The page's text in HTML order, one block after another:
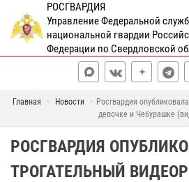
РОСГВАРДИЯ
Управление Федеральной
национальной гвардии
Федерации по Свердловской
Главная Новости
Росгвардия
девочке и Чебурашке
РОСГВАРДИЯ
ТРОГАТЕЛЬНЫЙ